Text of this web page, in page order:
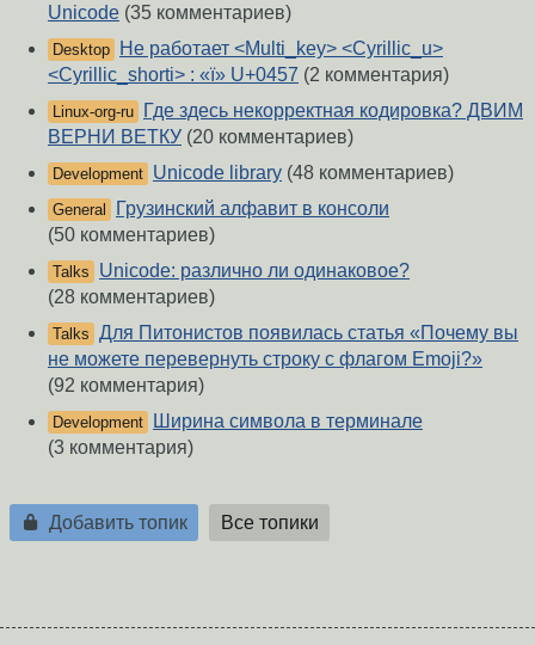
Unicode (35 комментариев)
Desktop
Не работает <Multi_key> <Cyrillic_u>
<Cyrillic_shorti> : «ї» U+0457 (2 комментария)
Linux-org-ru
Где здесь некорректная кодировка? ДВИМ
ВЕРНИ ВЕТКУ (20 комментариев)
Development Unicode library (48 комментариев)
General
Грузинский алфавит в консоли
(50 комментариев)
Talks
Unicode: различно ли одинаковое?
(28 комментариев)
Talks Для Питонистов появилась статья «Почему вы
не можете перевернуть строку с флагом Emoji?»
(92 комментария)
Development
Ширина символа в терминале
(3 комментария)
Добавить топик Все топики